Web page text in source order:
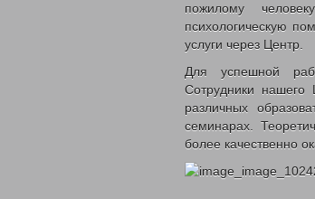
пожилому
психологическую
услуги через Центр.
Для успешной
Сотрудники нашего
различных
семинарах.
более качественно